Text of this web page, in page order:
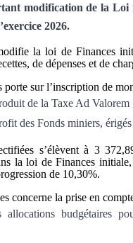
modification de la Loi
2026.
la loi de Finances
de dépenses et de
sur l’inscription de
de la Taxe Ad Valorem
des Fonds miniers,
s’élèvent à 3
la loi de Finances
de 10,30%.
concerne la prise en
allocations budgétaires